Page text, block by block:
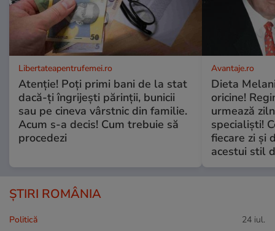
Libertateapentrufemei.ro
Atenție! Poți primi bani de la stat
dacă-ți îngrijești părinții, bunicii
sau pe cineva vârstnic din familie.
Acum s-a decis! Cum trebuie să
procedezi
Avantaje.ro
Dieta
oricine!
urmează
specialiști!
fiecare zi și
acestui stil
ȘTIRI ROMÂNIA
Politică 24 iul.